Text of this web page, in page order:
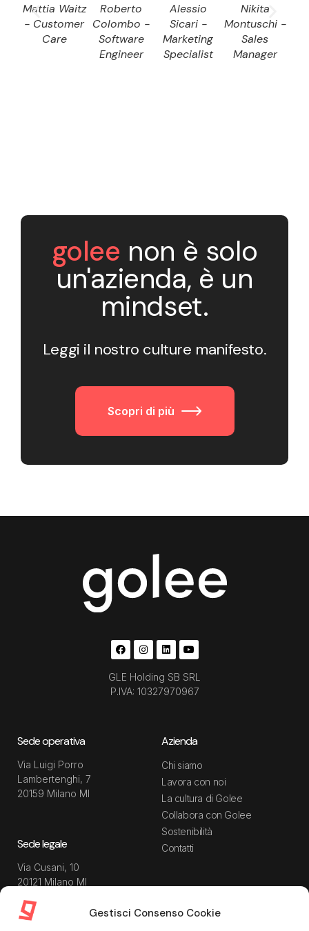
Gestisci Consenso Cookie
Mattia Waitz
- Customer
Care
Roberto
Colombo -
Software
Engineer
Alessio
Sicari -
Marketing
Specialist
Nikita
Montuschi -
Sales
Manager
golee non è solo
un'azienda, è un
mindset.
Leggi il nostro culture manifesto.
Scopri di più
GLE Holding SB SRL
P.IVA: 10327970967
Sede operativa
Via Luigi Porro
Lambertenghi, 7
20159 Milano MI
Sede legale
Via Cusani, 10
20121 Milano MI
Azienda
Chi siamo
Lavora con noi
La cultura di Golee
Collabora con Golee
Sostenibilità
Contatti